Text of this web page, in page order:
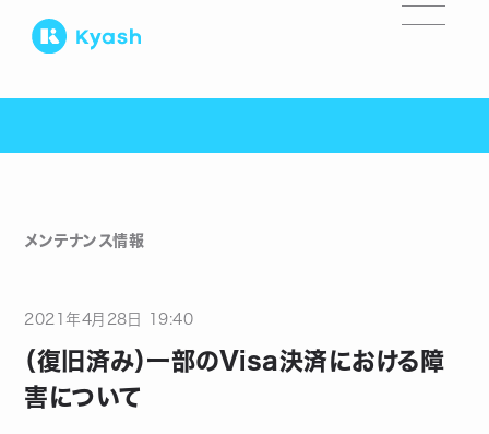
メンテナンス情報
2021年4月 28 日 19:40
（復旧済み）一部のVisa決済における障
害について